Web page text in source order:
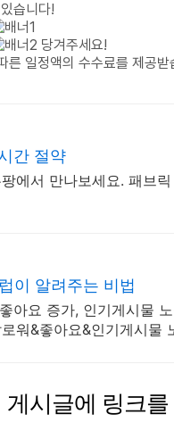
습니다!
당겨주세요!
른 일정액의 수수료를 제공받
간 절약
에서 만나보세요. 패브
이 알려주는 비법
아요 증가, 인기게시물
워&좋아요&인기게시물
시글에 링크